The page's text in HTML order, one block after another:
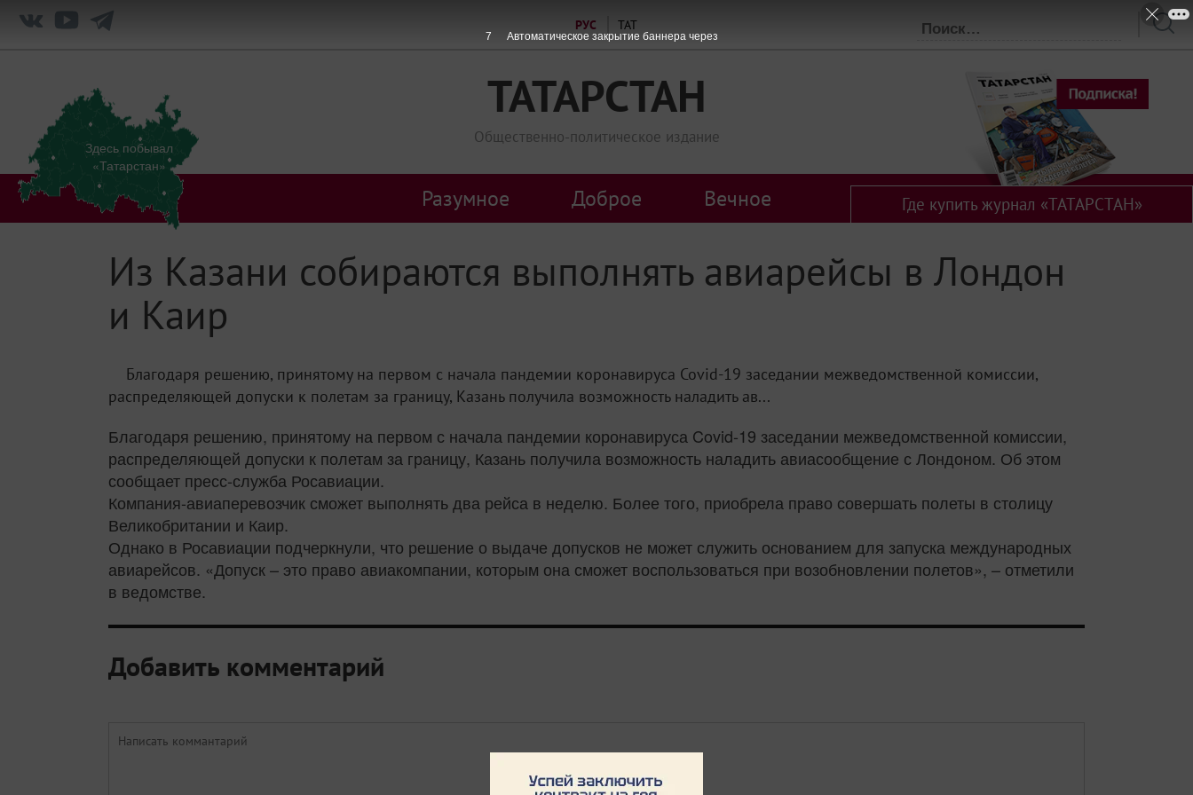
РУС ТАТ
ТАТАРСТАН
Общественно-политическое издание
Здесь побывал
«Татарстан»
Разумное Доброе Вечное Где купить журнал «ТАТАРСТАН»
Из Казани собираются выполнять авиарейсы в Лондон
и Каир
Благодаря решению, принятому на первом с начала пандемии коронавируса Covid-19 заседании межведомственной комиссии,
распределяющей допуски к полетам за границу, Казань получила возможность наладить ав...
Благодаря решению, принятому на первом с начала пандемии коронавируса Covid-19 заседании межведомственной комиссии,
распределяющей допуски к полетам за границу, Казань получила возможность наладить авиасообщение с Лондоном. Об этом
сообщает пресс-служба Росавиации.
Компания-авиаперевозчик сможет выполнять два рейса в неделю. Более того, приобрела право совершать полеты в столицу
Великобритании и Каир.
Однако в Росавиации подчеркнули, что решение о выдаче допусков не может служить основанием для запуска международных
авиарейсов. «Допуск – это право авиакомпании, которым она сможет воспользоваться при возобновлении полетов», – отметили
в ведомстве.
Добавить комментарий
7 Автоматическое закрытие баннера через